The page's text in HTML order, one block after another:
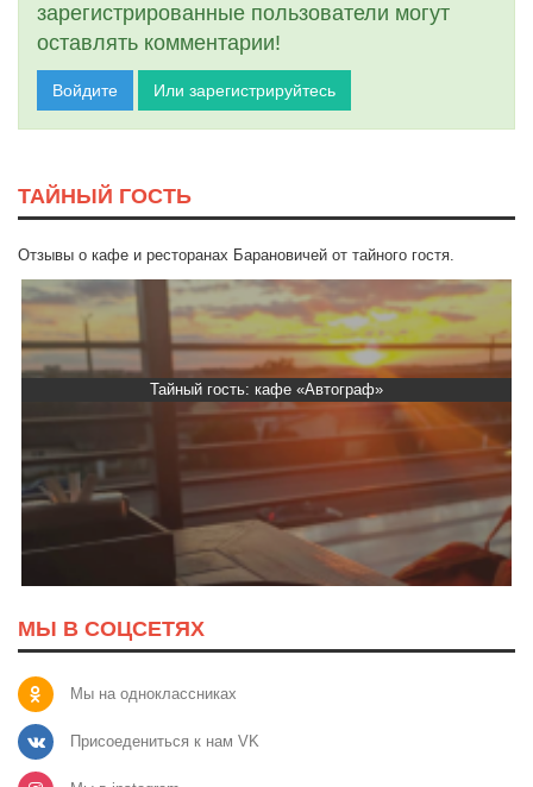
зарегистрированные пользователи могут
оставлять комментарии!
Войдите Или зарегистрируйтесь
ТАЙНЫЙ ГОСТЬ
Отзывы о кафе и ресторанах Барановичей от тайного гостя.
Тайный гость: кафе «Автограф»
МЫ В СОЦСЕТЯХ
Мы на одноклассниках
Присоедениться к нам VK